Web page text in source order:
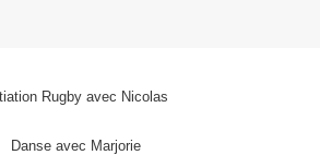
Rugby avec Nicolas
Danse avec Marjorie